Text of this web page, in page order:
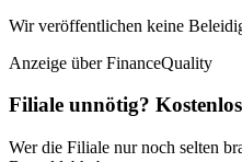
Wir veröffentlichen keine
Anzeige über FinanceQuality
Filiale unnötig?
Wer die Filiale nur noch selten